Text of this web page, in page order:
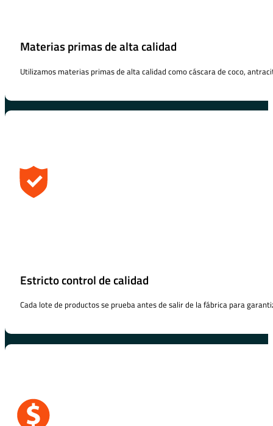
Materias primas de alta calidad
Utilizamos materias primas de alta calidad como cáscara de coco,
Estricto control de calidad
Cada lote de productos se prueba antes de salir de la fábrica para